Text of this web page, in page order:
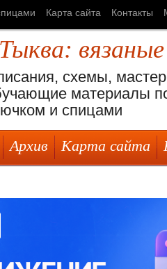
Карта сайта Контакты
Тыква:
схемы,
материалы
и спицами
Архив Карта сайта